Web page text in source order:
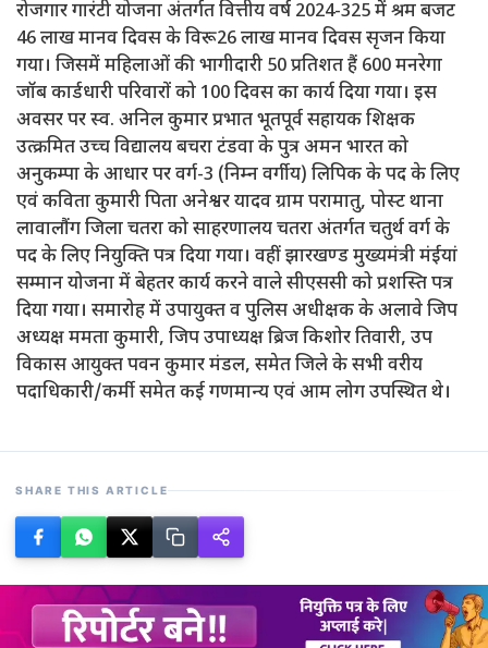
रोजगार गारंटी योजना अंतर्गत वित्तीय वर्ष 2024-325 में श्रम बजट
46 लाख मानव दिवस के विरू26 लाख मानव दिवस सृजन किया
गया। जिसमें महिलाओं की भागीदारी 50 प्रतिशत हैं 600 मनरेगा
जॉब कार्डधारी परिवारों को 100 दिवस का कार्य दिया गया। इस
अवसर पर स्व. अनिल कुमार प्रभात भूतपूर्व सहायक शिक्षक
उत्क्रमित उच्च विद्यालय बचरा टंडवा के पुत्र अमन भारत को
अनुकम्पा के आधार पर वर्ग-3 (निम्न वर्गीय) लिपिक के पद के लिए
एवं कविता कुमारी पिता अनेश्वर यादव ग्राम परामातु, पोस्ट थाना
लावालौंग जिला चतरा को साहरणालय चतरा अंतर्गत चतुर्थ वर्ग के
पद के लिए नियुक्ति पत्र दिया गया। वहीं झारखण्ड मुख्यमंत्री मंईयां
सम्मान योजना में बेहतर कार्य करने वाले सीएससी को प्रशस्ति पत्र
दिया गया। समारोह में उपायुक्त व पुलिस अधीक्षक के अलावे जिप
अध्यक्ष ममता कुमारी, जिप उपाध्यक्ष ब्रिज किशोर तिवारी, उप
विकास आयुक्त पवन कुमार मंडल, समेत जिले के सभी वरीय
पदाधिकारी/कर्मी समेत कई गणमान्य एवं आम लोग उपस्थित थे।
SHARE THIS ARTICLE